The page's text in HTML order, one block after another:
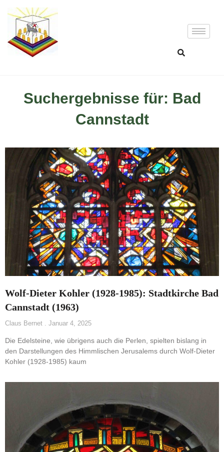
Suchergebnisse für: Bad
Cannstadt
Wolf-Dieter Kohler (1928-1985): Stadtkirche Bad
Cannstadt (1963)
Claus Bernet Januar 4, 2025
Die Edelsteine, wie übrigens auch die Perlen, spielten bislang in
den Darstellungen des Himmlischen Jerusalems durch Wolf-Dieter
Kohler (1928-1985) kaum